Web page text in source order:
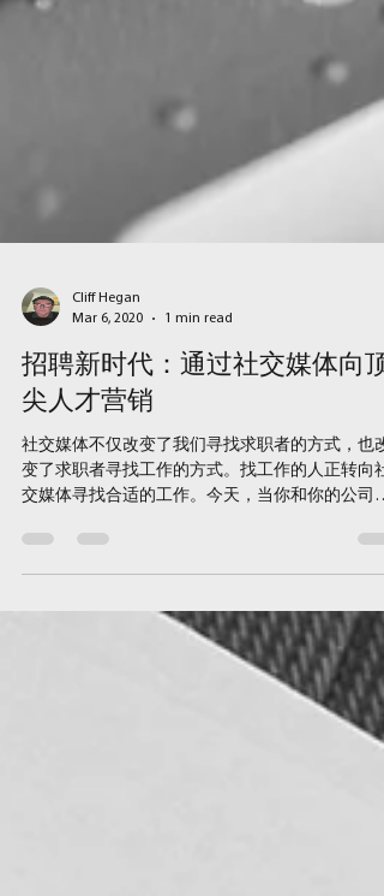
Cliff Hegan
Mar 6, 2020
1 min read
招聘新时代：通过社交媒体向顶
尖人才营销
社交媒体不仅改变了我们寻找求职者的方式，也改
变了求职者寻找工作的方式。找工作的人正转向社
交媒体寻找合适的工作。今天，当你和你的公司联
系应聘者时，他们对你公司的研究和你对他们的研
究一样多。 为了利用这一点，你需要确保你的公
在网上得到正面的评价。你的社交网站不仅是一个